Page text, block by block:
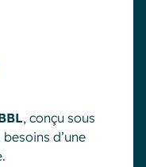
, conçu sous
d’une